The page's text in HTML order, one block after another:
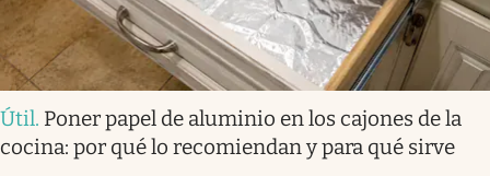
Útil. Poner papel de aluminio en los cajones de la
cocina: por qué lo recomiendan y para qué sirve